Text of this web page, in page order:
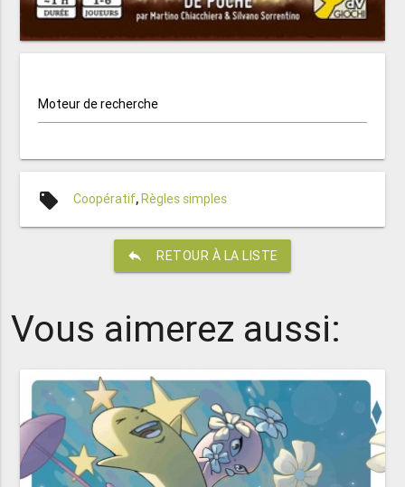
Moteur de recherche
local_offer Coopératif, Règles simples
reply RETOUR À LA LISTE
Vous aimerez aussi: